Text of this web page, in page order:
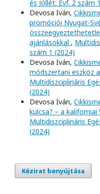
és Jóllét: Évf. 2 szám
Devosa Iván,
promóciói Nyugat-
ajánlásokkal ,
szám 1 (2024)
Devosa Iván,
módszertani eszköz
Multidiszciplináris
(2024)
Devosa Iván,
kulcsa? – a
Multidiszciplináris
(2024)
Kézirat benyújtása